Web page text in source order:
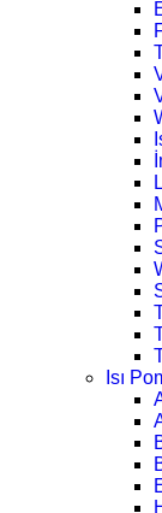
Isı